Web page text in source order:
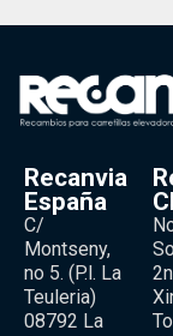
Recanvia
España
C/
Montseny,
no 5. (P.l. La
Teuleria)
08792 La